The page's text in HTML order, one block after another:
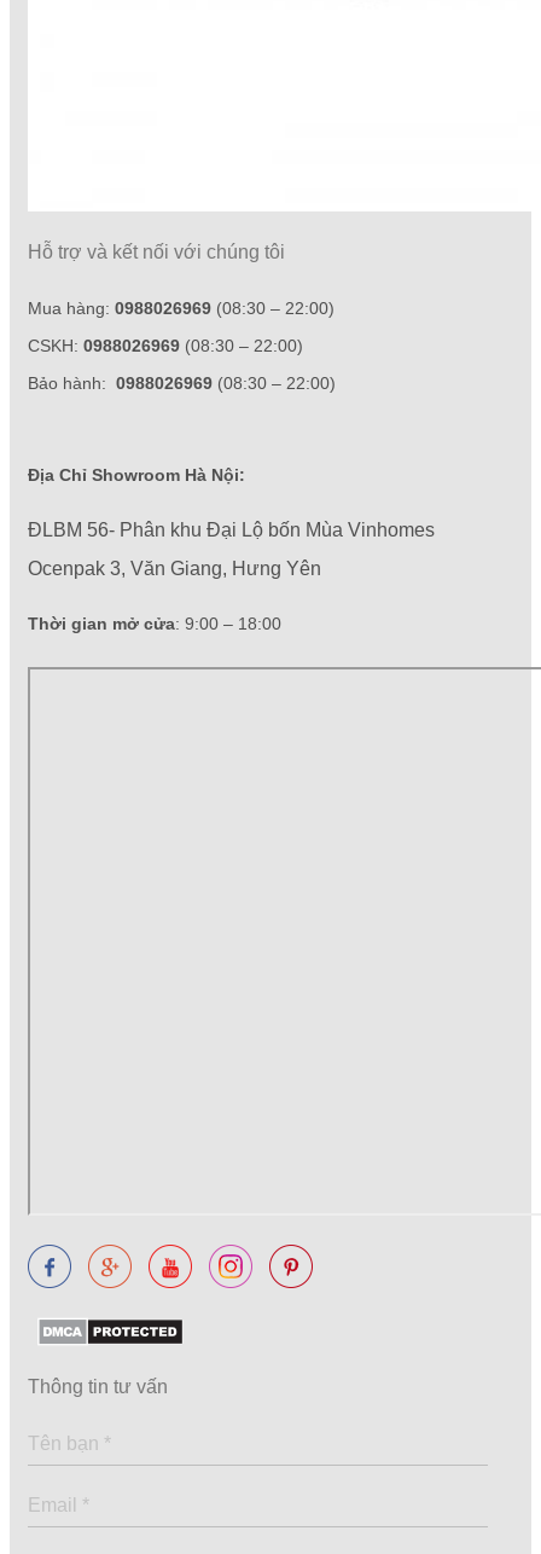
Hỗ trợ và kết nối với chúng tôi
Mua hàng: 0988026969 (08:30 – 22:00)
CSKH: 0988026969 (08:30 – 22:00)
Bảo hành: 0988026969 (08:30 – 22:00)
Địa Chỉ Showroom Hà Nội:
ĐLBM 56- Phân khu Đại Lộ bốn Mùa Vinhomes
Ocenpak 3, Văn Giang, Hưng Yên
Thời gian mở cửa: 9:00 – 18:00
Thông tin tư vấn